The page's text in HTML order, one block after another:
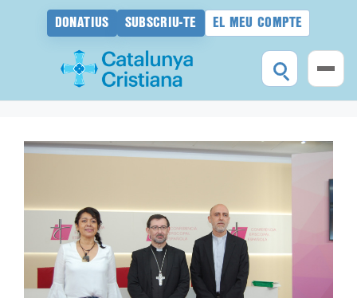
DONATIUS SUBSCRIU-TE EL MEU COMPTE
contingut